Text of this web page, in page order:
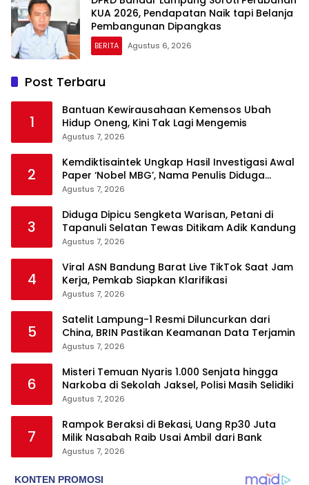
KUA 2026, Pendapatan Naik tapi Belanja
Pembangunan Dipangkas
BERITA Agustus 6, 2026
Post Terbaru
1
Bantuan Kewirausahaan Kemensos Ubah
Hidup Oneng, Kini Tak Lagi Mengemis
Agustus 7, 2026
2
Kemdiktisaintek Ungkap Hasil Investigasi Awal
Paper ‘Nobel MBG’, Nama Penulis Diduga
Dicantumkan Tanpa Persetujuan
Agustus 7, 2026
3
Diduga Dipicu Sengketa Warisan, Petani di
Tapanuli Selatan Tewas Ditikam Adik Kandung
Agustus 7, 2026
4
Viral ASN Bandung Barat Live TikTok Saat Jam
Kerja, Pemkab Siapkan Klarifikasi
Agustus 7, 2026
5
Satelit Lampung-1 Resmi Diluncurkan dari
China, BRIN Pastikan Keamanan Data Terjamin
Agustus 7, 2026
6
Misteri Temuan Nyaris 1.000 Senjata hingga
Narkoba di Sekolah Jaksel, Polisi Masih Selidiki
Agustus 7, 2026
7
Rampok Beraksi di Bekasi, Uang Rp30 Juta
Milik Nasabah Raib Usai Ambil dari Bank
Agustus 7, 2026